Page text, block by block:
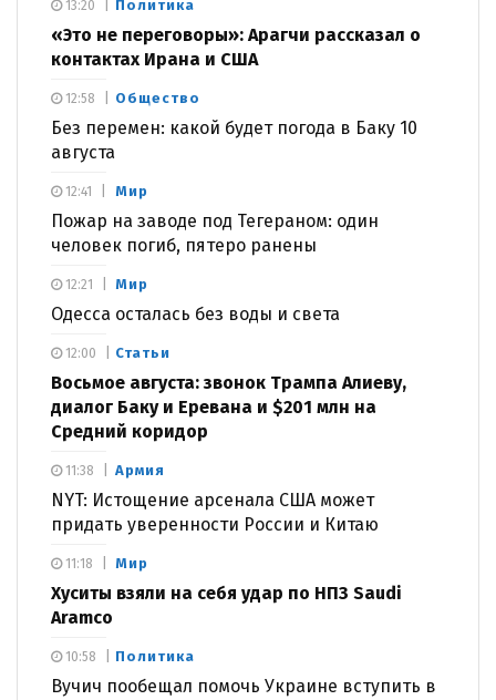
Политика
«Это не переговоры»: Арагчи рассказал о
контактах Ирана и США
13:20
Общество
Без перемен: какой будет погода в Баку 10
августа
12:58
Мир
Пожар на заводе под Тегераном: один
человек погиб, пятеро ранены
12:41
Мир
Одесса осталась без воды и света
12:21
Статьи
Восьмое августа: звонок Трампа Алиеву,
диалог Баку и Еревана и $201 млн на
Средний коридор
12:00
Армия
NYT: Истощение арсенала США может
придать уверенности России и Китаю
11:38
Мир
Хуситы взяли на себя удар по НПЗ Saudi
Aramco
11:18
Политика
Вучич пообещал помочь Украине вступить в
10:58